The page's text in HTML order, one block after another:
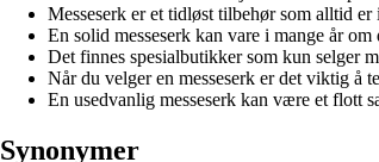
Messeserk er et tidløst tilbehør som alltid er
En solid messeserk kan vare i mange år
Det finnes spesialbutikker som kun selger
Når du velger en messeserk er det viktig å
En usedvanlig messeserk kan være et flott
Synonymer